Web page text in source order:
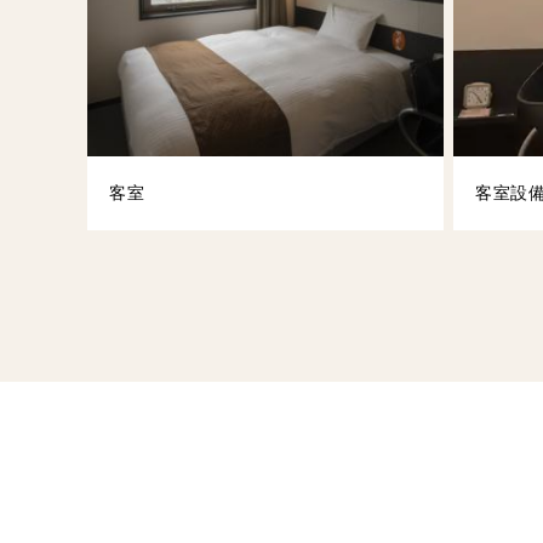
客室 客室設